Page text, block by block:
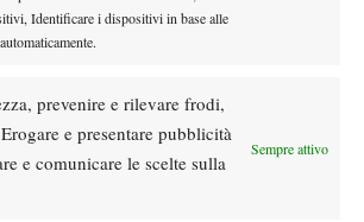
Identificare i dispositivi in base alle
prevenire e rilevare frodi,
e presentare pubblicità
e comunicare le scelte sulla
Sempre attivo